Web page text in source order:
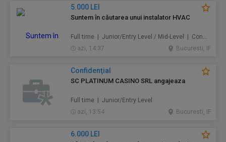
5.000 LEI
Suntem în căutarea unui instalator HVAC
Full time | Junior/Entry Level / Mid-Level | Construcţii / Amenajări
azi, 14:37
Bucuresti, IF
Confidenţial
SC PLATINUM CASINO SRL angajeaza
Full time | Junior/Entry Level
azi, 13:54
Bucuresti, IF
6.000 LEI